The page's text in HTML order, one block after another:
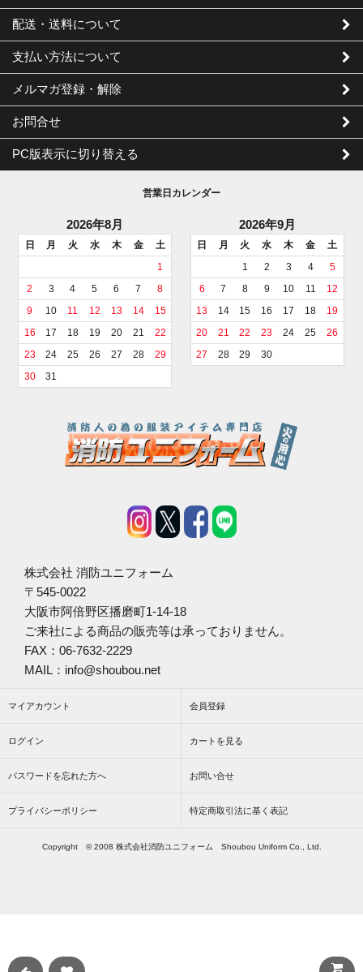
配送・送料について
支払い方法について
メルマガ登録・解除
お問合せ
PC版表示に切り替える
営業日カレンダー
2026年8月
日 月 火 水 木 金
土
1
2
3 4 5 6 7
8
9
10 11 12 13 14
15
16
17 18 19 20 21
22
23
24 25 26 27 28
29
30
31
2026年9月
日 月 火 水 木 金
土
1
2 3 4
5
6
7 8 9 10 11
12
13
14 15 16 17 18
19
20
21 22 23 24 25
26
27
28 29 30
株式会社 消防ユニフォーム
〒545-0022
大阪市阿倍野区播磨町1-14-18
ご来社による商品の販売等は承っておりません。
FAX：06-7632-2229
MAIL：info@shoubou.net
マイアカウント 会員登録
ログイン カートを見る
パスワードを忘れた方へ お問い合せ
プライバシーポリシー 特定商取引法に基く表記
Copyright © 2008 株式会社消防ユニフォーム Shoubou Uniform Co., Ltd.